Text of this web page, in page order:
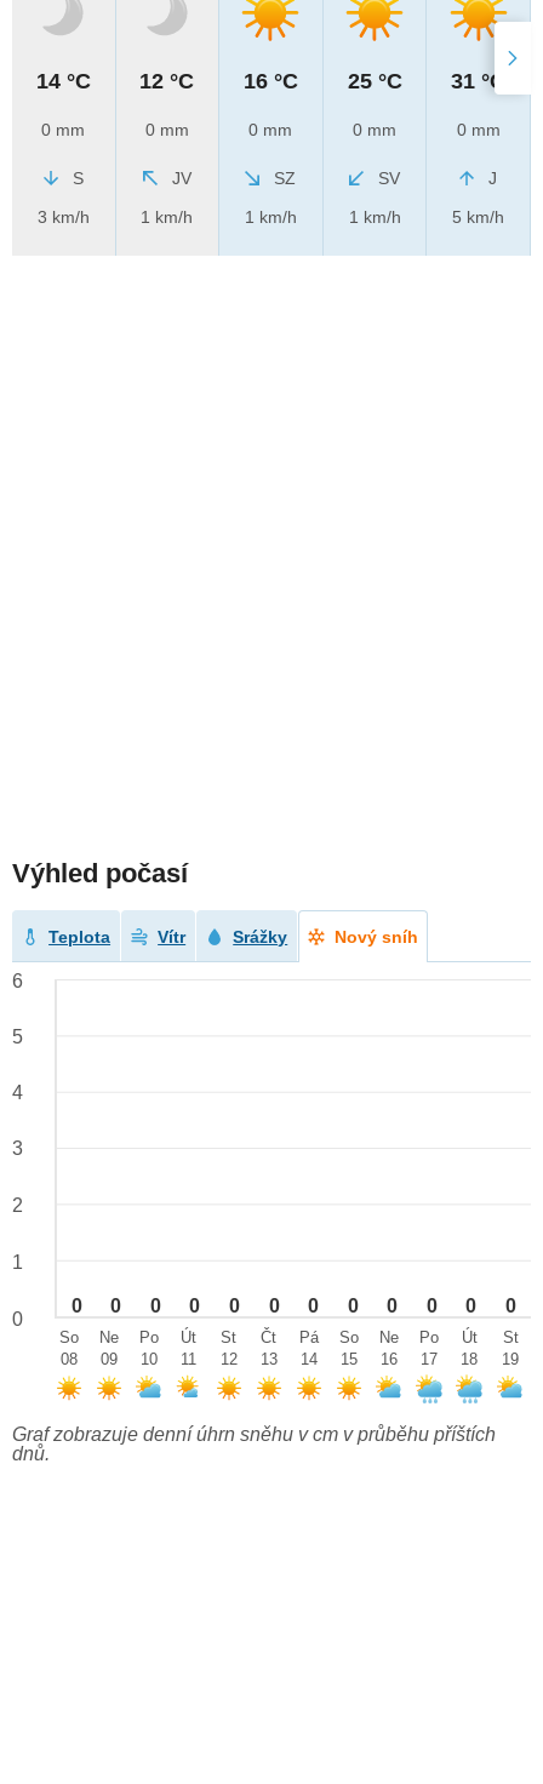
14 °C
0 mm
S
3 km/h
12 °C
0 mm
JV
1 km/h
16 °C
0 mm
SZ
1 km/h
25 °C
0 mm
SV
1 km/h
31 °C
0 mm
J
5 km/h
Výhled počasí
Teplota Vítr Srážky Nový sníh
0 0 0 0 0 0 0 0 0 0 0 0
6
5
4
3
2
1
0
So
08
Ne
09
Po
10
Út
11
St
12
Čt
13
Pá
14
So
15
Ne
16
Po
17
Út
18
St
19
Graf zobrazuje denní úhrn sněhu v cm v průběhu příštích
dnů.